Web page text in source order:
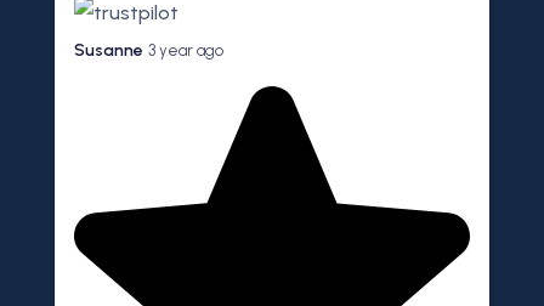
Susanne 3 year ago